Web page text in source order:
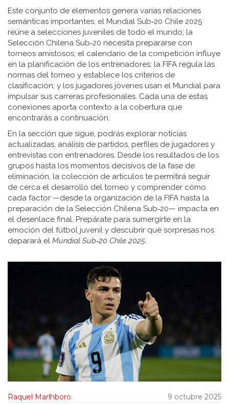
Este conjunto de elementos genera varias relaciones
semánticas importantes: el Mundial Sub‑20 Chile 2025
reúne a selecciones juveniles de todo el mundo; la
Selección Chilena Sub‑20 necesita prepararse con
torneos amistosos; el calendario de la competición influye
en la planificación de los entrenadores; la FIFA regula las
normas del torneo y establece los criterios de
clasificación; y los jugadores jóvenes usan el Mundial para
impulsar sus carreras profesionales. Cada una de estas
conexiones aporta contexto a la cobertura que
encontrarás a continuación.
En la sección que sigue, podrás explorar noticias
actualizadas, análisis de partidos, perfiles de jugadores y
entrevistas con entrenadores. Desde los resultados de los
grupos hasta los momentos decisivos de la fase de
eliminación, la colección de artículos te permitirá seguir
de cerca el desarrollo del torneo y comprender cómo
cada factor —desde la organización de la FIFA hasta la
preparación de la Selección Chilena Sub‑20— impacta en
el desenlace final. Prepárate para sumergirte en la
emoción del fútbol juvenil y descubrir qué sorpresas nos
deparará el Mundial Sub‑20 Chile 2025.
Raquel Marlhboro 9 octubre 2025